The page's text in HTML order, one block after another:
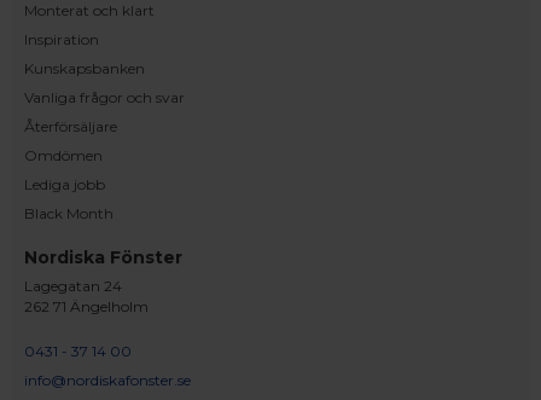
Monterat och klart
Inspiration
Kunskapsbanken
Vanliga frågor och svar
Återförsäljare
Omdömen
Lediga jobb
Black Month
Nordiska Fönster
Lagegatan 24
262 71 Ängelholm
0431 - 37 14 00
info@nordiskafonster.se